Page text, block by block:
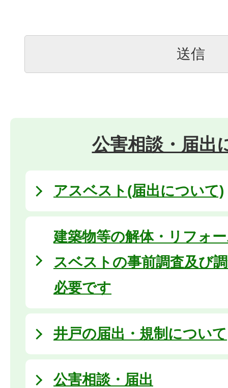
公害相談・届出
アスベスト(届出について)
建築物等の解体・リフォ
スベストの事前調査及び
必要です
井戸の届出・規制について
公害相談・届出